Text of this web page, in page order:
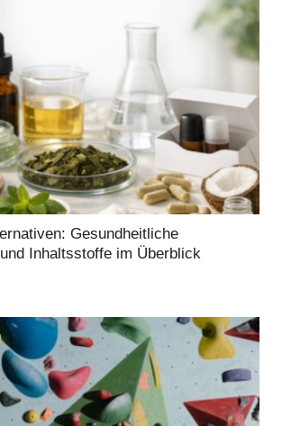
Gesundheitliche
Inhaltsstoffe im Überblick